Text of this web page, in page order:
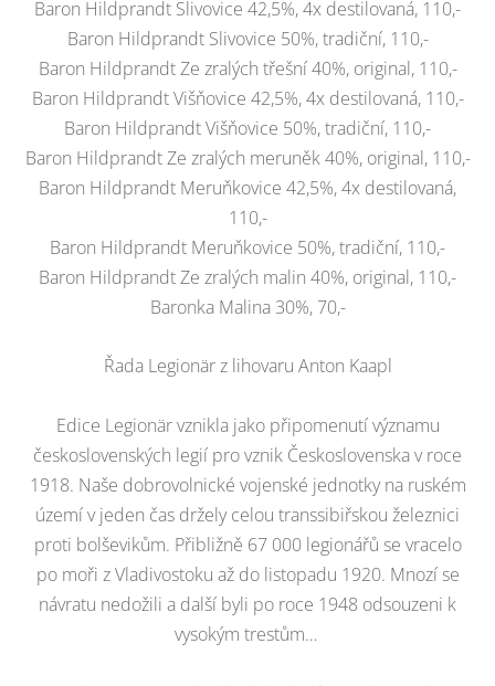
Baron Hildprandt Slivovice 42,5%, 4x destilovaná, 110,-
Baron Hildprandt Slivovice 50%, tradiční, 110,-
Baron Hildprandt Ze zralých třešní 40%, original, 110,-
Baron Hildprandt Višňovice 42,5%, 4x destilovaná, 110,-
Baron Hildprandt Višňovice 50%, tradiční, 110,-
Baron Hildprandt Ze zralých meruněk 40%, original, 110,-
Baron Hildprandt Meruňkovice 42,5%, 4x destilovaná,
110,-
Baron Hildprandt Meruňkovice 50%, tradiční, 110,-
Baron Hildprandt Ze zralých malin 40%, original, 110,-
Baronka Malina 30%, 70,-
Řada Legionär z lihovaru Anton Kaapl
Edice Legionär vznikla jako připomenutí významu
československých legií pro vznik Československa v roce
1918. Naše dobrovolnické vojenské jednotky na ruském
území v jeden čas držely celou transsibiřskou železnici
proti bolševikům. Přibližně 67 000 legionářů se vracelo
po moři z Vladivostoku až do listopadu 1920. Mnozí se
návratu nedožili a další byli po roce 1948 odsouzeni k
vysokým trestům…